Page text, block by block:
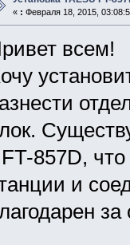
« : Февраля 18, 2015,
всем!
FT-857D,
и
за